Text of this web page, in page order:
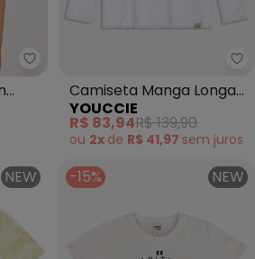
Youccie - Camiseta Bege com
Camiseta Manga Longa
Básica (Off White)
YOUCCIE
R$ 83,94R$ 139,90
ou 2x de R$ 41,97 sem juros
NEW -15% NEW